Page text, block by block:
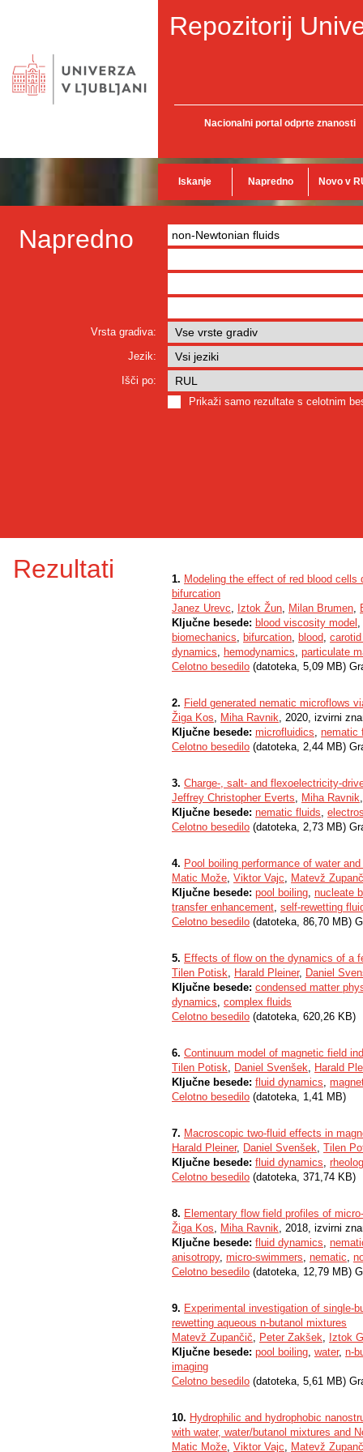
Repozitorij
Nacionalni portal odprte znanosti
Iskanje Napredno Novo v
Napredno
Vrsta gradiva:
Jezik:
Išči po:
Prikaži samo rezultate s celotnim
Rezultati 1. Modeling the effect of red blood
bifurcation
Janez Urevc, Iztok Žun, Milan Brumen,
Ključne besede: blood viscosity model ,
biomechanics, bifurcation, blood,
dynamics, hemodynamics, particulate
Celotno besedilo (datoteka, 5,09 MB)
2. Field generated nematic microflows
Žiga Kos, Miha Ravnik, 2020, izvirni
Ključne besede: microfluidics, nematic
Celotno besedilo (datoteka, 2,44 MB)
3. Charge-, salt- and flexoelectricity-
Jeffrey Christopher Everts, Miha Ravnik
Ključne besede: nematic fluids,
Celotno besedilo (datoteka, 2,73 MB)
4. Pool boiling performance of water
Matic Može, Viktor Vajc, Matevž
Ključne besede: pool boiling, nucleate
transfer enhancement, self-rewetting
Celotno besedilo (datoteka, 86,70 MB)
5. Effects of flow on the dynamics of a
Tilen Potisk, Harald Pleiner, Daniel
Ključne besede: condensed matter
dynamics, complex fluids
Celotno besedilo (datoteka, 620,26 KB)
6. Continuum model of magnetic field
Tilen Potisk, Daniel Svenšek, Harald
Ključne besede: fluid dynamics,
Celotno besedilo (datoteka, 1,41 MB)
7. Macroscopic two-fluid effects in
Harald Pleiner, Daniel Svenšek, Tilen
Ključne besede: fluid dynamics,
Celotno besedilo (datoteka, 371,74 KB)
8. Elementary flow field profiles of
Žiga Kos, Miha Ravnik, 2018, izvirni
Ključne besede: fluid dynamics,
anisotropy, micro-swimmers, nematic,
Celotno besedilo (datoteka, 12,79 MB)
9. Experimental investigation of single-
rewetting aqueous n-butanol mixtures
Matevž Zupančič, Peter Zakšek, Iztok
Ključne besede: pool boiling, water, n-
imaging
Celotno besedilo (datoteka, 5,61 MB)
10. Hydrophilic and hydrophobic
with water, water/butanol mixtures and
Matic Može, Viktor Vajc, Matevž